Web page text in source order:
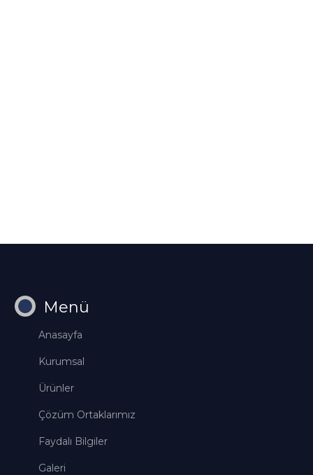
Menü
Anasayfa
Kurumsal
Ürünler
Çözüm Ortaklarımız
Faydalı Bilgiler
Galeri